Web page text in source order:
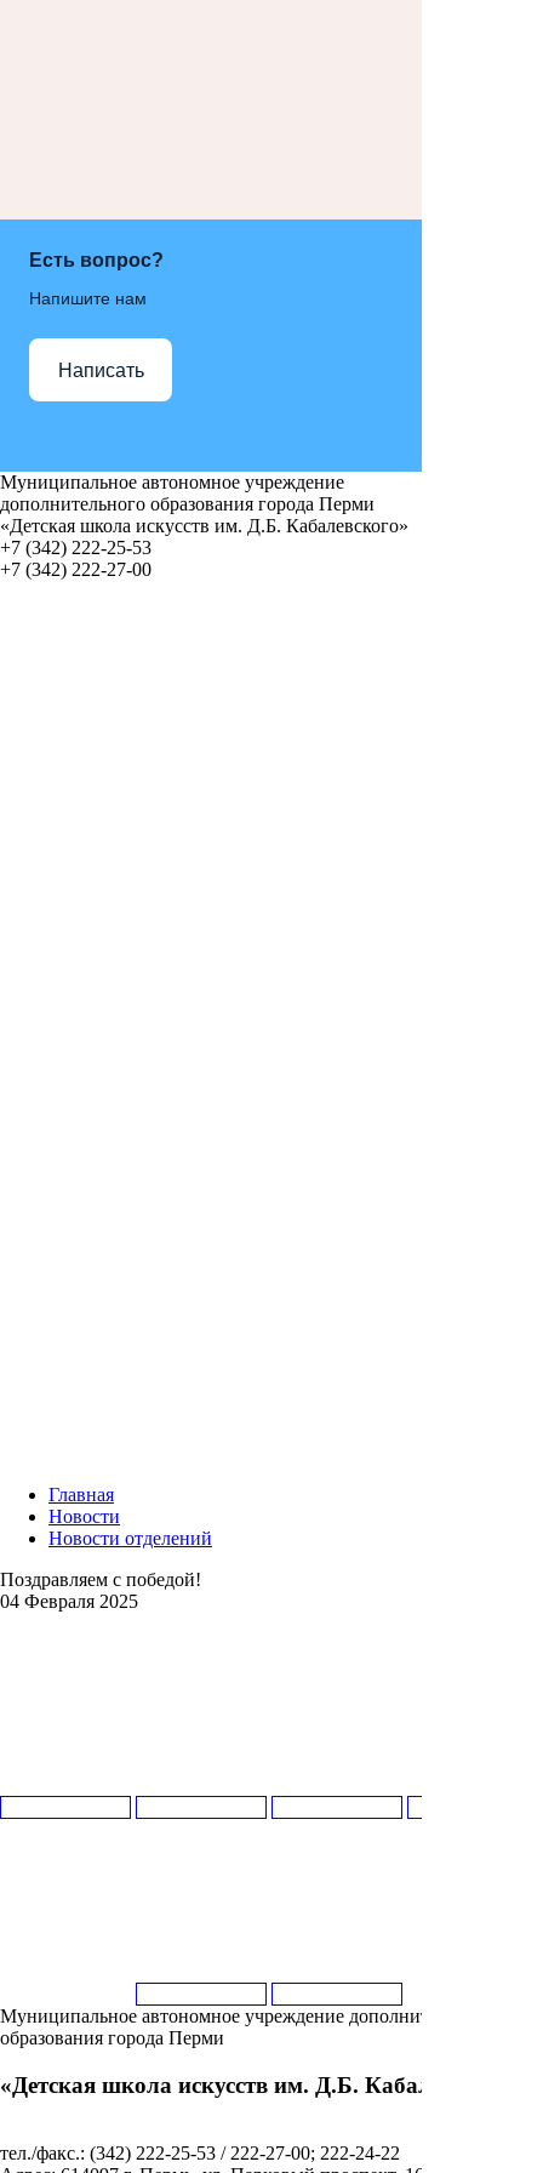
Есть вопрос?
Напишите нам
Написать
Муниципальное автономное учреждение
дополнительного образования города Перми
«Детская школа искусств им. Д.Б. Кабалевского»
+7 (342) 222-25-53
+7 (342) 222-27-00
Главная
Новости
Новости отделений
Поздравляем с победой!
04 Февраля 2025
Муниципальное автономное учреждение дополнительного
образования города Перми
«Детская школа искусств им. Д.Б. Кабалевского»
тел./факс.: (342) 222-25-53 / 222-27-00; 222-24-22